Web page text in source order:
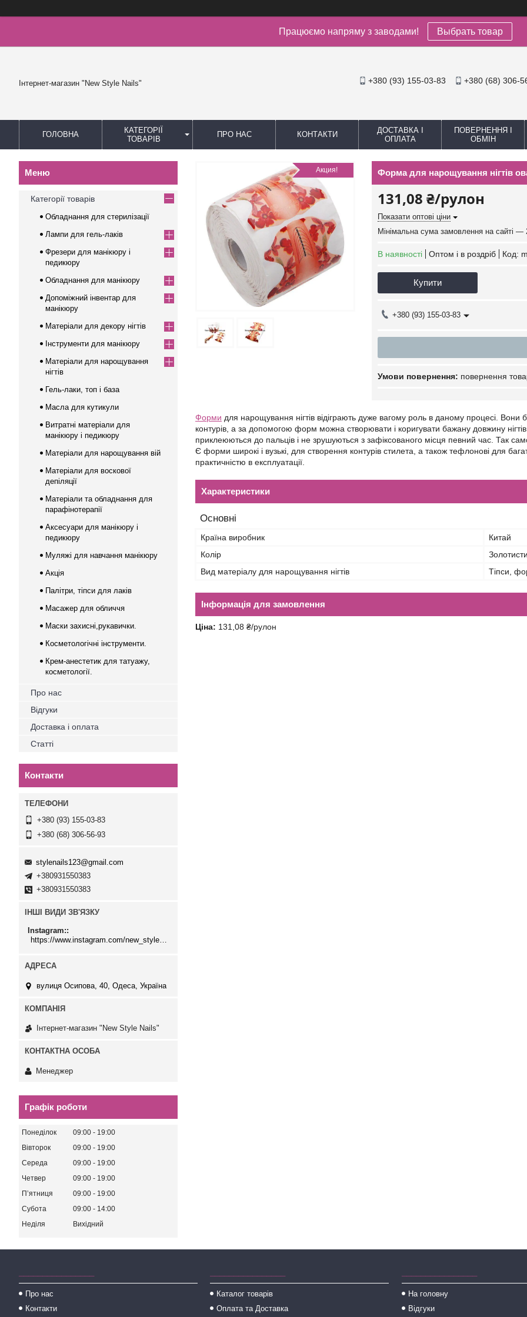
Працюємо напряму з заводами! Выбрать товар
Інтернет-магазин "New Style Nails" +380 (93) 155-03-83 +380 (68) 306-
ГОЛОВНА
КАТЕГОРІЇ
ТОВАРІВ
ПРО НАС КОНТАКТИ
ДОСТАВКА І
ОПЛАТА
ПОВЕРНЕННЯ І
ОБМІН
Акция! Форма для нарощування нігтів
131,08 ₴/рулон
Показати оптові ціни
Мінімальна сума замовлення на сайті —
В наявності Оптом і в роздріб Код:
Купити
+380 (93) 155-03-83
повернення
Форми для нарощування нігтів відіграють дуже вагому роль в даному процесі.
контурів, а за допомогою форм можна створювати і коригувати бажану довжину
приклеюються до пальців і не зрушуються з зафіксованого місця певний час. Так
Є форми широкі і вузькі, для створення контурів стилета, а також тефлонові для
практичністю в експлуатації.
Характеристики
Основні
Країна виробник
Китай
Колір
Вид матеріалу для нарощування нігтів
Тіпси,
Інформація для замовлення
Ціна: 131,08 ₴/рулон
Категорії товарів
Обладнання для стерилізації
Лампи для гель-лаків
Фрезери для манікюру і
педикюру
Обладнання для манікюру
Допоміжний інвентар для
манікюру
Матеріали для декору нігтів
Інструменти для манікюру
Матеріали для нарощування
нігтів
Гель-лаки, топ і база
Масла для кутикули
Витратні матеріали для
манікюру і педикюру
Матеріали для нарощування вій
Матеріали для воскової
депіляції
Матеріали та обладнання для
парафінотерапії
Аксесуари для манікюру і
педикюру
Муляжі для навчання манікюру
Акція
Палітри, тіпси для лаків
Масажер для обличчя
Маски захисні,рукавички.
Косметологічні інструменти.
Крем-анестетик для татуажу,
косметології.
Про нас
Відгуки
Доставка і оплата
Статті
Контакти
+380 (93) 155-03-83
+380 (68) 306-56-93
stylenails123@gmail.com
+380931550383
+380931550383
ІНШІ ВИДИ ЗВ'ЯЗКУ
Instagram:
https://www.instagram.com/new_stylenails_/
вулиця Осипова, 40, Одеса, Україна
Інтернет-магазин "New Style Nails"
Менеджер
Графік роботи
Понеділок 09:00
19:00
Вівторок
09:00
19:00
Середа
09:00
19:00
Четвер
09:00
19:00
Пʼятниця
09:00
19:00
Субота
09:00
14:00
Неділя
Вихідний
Про нас
Контакти
Каталог товарів
Оплата та Доставка
На головну
Відгуки